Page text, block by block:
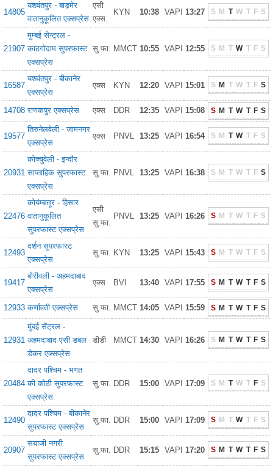
14805
यशवंतपुर - बाड़मेर
वातानुकूलित एक्सप्रेस
एसी
एक्स.
KYN 10:38 VAPI 13:27 S M T W T F S
21907
मुम्बई सेन्ट्रल -
काठगोदाम सुपरफास्ट
एक्सप्रेस
सु.फा. MMCT 10:55 VAPI 12:55 S M T W T F S
16587
यशवंतपुर - बीकानेर
एक्सप्रेस
एक्स KYN 12:20 VAPI 15:01 S M T W T F S
14708 राणकपुर एक्सप्रेस एक्स DDR 12:35 VAPI 15:08 S M T W T F S
19577
तिरुनेलवेली - जामनगर
एक्सप्रेस
एक्स PNVL 13:25 VAPI 16:54 S M T W T F S
20931
कोच्चुवेली - इन्दौर
साप्ताहिक सुपरफास्ट
एक्सप्रेस
सु.फा. PNVL 13:25 VAPI 16:38 S M T W T F S
22476
कोयंम्बत्तूर - हिसार
वातानुकूलित
सुपरफास्ट एक्सप्रेस
एसी
सु.फा.
PNVL 13:25 VAPI 16:26 S M T W T F S
12493
दर्शन सुपरफास्ट
एक्सप्रेस
सु.फा. KYN 13:25 VAPI 15:43 S M T W T F S
19417
बोरीवली - अहमदाबाद
एक्सप्रेस
एक्स BVI 13:40 VAPI 17:55 S M T W T F S
12933 कर्णावती एक्सप्रेस सु.फा. MMCT 14:05 VAPI 15:59 S M T W T F S
12931
मुंबई सेंट्रल -
अहमदाबाद एसी डबल
डेकर एक्सप्रेस
डीडी MMCT 14:30 VAPI 16:26 S M T W T F S
20484
दादर पश्चिम - भगत
की कोठी सुपरफास्ट
एक्सप्रेस
सु.फा. DDR 15:00 VAPI 17:09 S M T W T F S
12490
दादर पश्चिम - बीकानेर
सुपरफास्ट एक्सप्रेस
सु.फा. DDR 15:00 VAPI 17:09 S M T W T F S
20907
सयाजी नगरी
सुपरफास्ट एक्सप्रेस
सु.फा. DDR 15:15 VAPI 17:20 S M T W T F S